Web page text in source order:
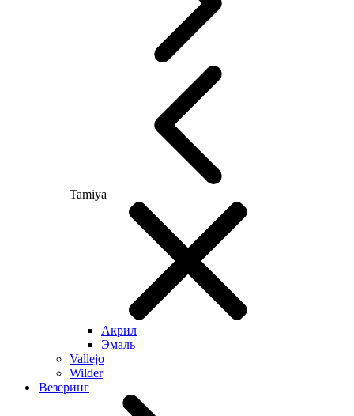
Tamiya
Акрил
Эмаль
Vallejo
Wilder
Везеринг